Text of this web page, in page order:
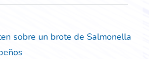
sobre un brote de Salmonella